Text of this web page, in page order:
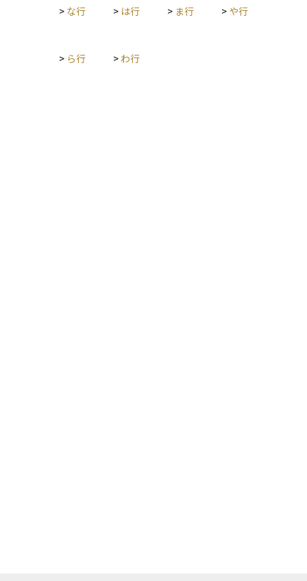
しい申告と節税対策のために知っておくべき重要なルールで
> な行 > は行 > ま行 > や行
> ら行 > わ行